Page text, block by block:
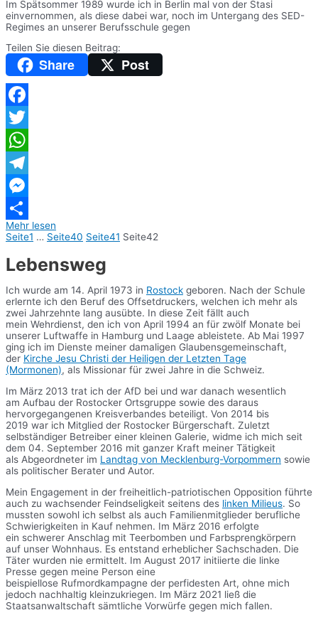
Im Spätsommer 1989 wurde ich in Berlin mal von der Stasi
einvernommen, als diese dabei war, noch im Untergang des SED-
Regimes an unserer Berufsschule gegen
Teilen Sie diesen Beitrag:
Share Post
Facebook
Twitter
WhatsApp
Telegram
Messenger
Teilen
Mehr lesen
Seite1 … Seite40 Seite41 Seite42
Lebensweg
Ich wurde am 14. April 1973 in Rostock geboren. Nach der Schule
erlernte ich den Beruf des Offsetdruckers, welchen ich mehr als
zwei Jahrzehnte lang ausübte. In diese Zeit fällt auch
mein Wehrdienst, den ich von April 1994 an für zwölf Monate bei
unserer Luftwaffe in Hamburg und Laage ableistete. Ab Mai 1997
ging ich im Dienste meiner damaligen Glaubensgemeinschaft,
der Kirche Jesu Christi der Heiligen der Letzten Tage
(Mormonen), als Missionar für zwei Jahre in die Schweiz.
Im März 2013 trat ich der AfD bei und war danach wesentlich
am Aufbau der Rostocker Ortsgruppe sowie des daraus
hervorgegangenen Kreisverbandes beteiligt. Von 2014 bis
2019 war ich Mitglied der Rostocker Bürgerschaft. Zuletzt
selbständiger Betreiber einer kleinen Galerie, widme ich mich seit
dem 04. September 2016 mit ganzer Kraft meiner Tätigkeit
als Abgeordneter im Landtag von Mecklenburg-Vorpommern sowie
als politischer Berater und Autor.
Mein Engagement in der freiheitlich-patriotischen Opposition führte
auch zu wachsender Feindseligkeit seitens des linken Milieus. So
mussten sowohl ich selbst als auch Familienmitglieder berufliche
Schwierigkeiten in Kauf nehmen. Im März 2016 erfolgte
ein schwerer Anschlag mit Teerbomben und Farbsprengkörpern
auf unser Wohnhaus. Es entstand erheblicher Sachschaden. Die
Täter wurden nie ermittelt. Im August 2017 initiierte die linke
Presse gegen meine Person eine
beispiellose Rufmordkampagne der perfidesten Art, ohne mich
jedoch nachhaltig kleinzukriegen. Im März 2021 ließ die
Staatsanwaltschaft sämtliche Vorwürfe gegen mich fallen.